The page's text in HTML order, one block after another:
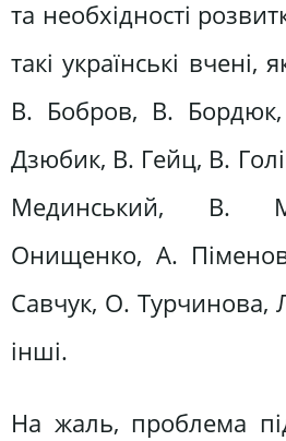
та необхідності
такі українські
В. Бобров, В.
Дзюбик, В. Гейц, В.
Мединський, В.
Онищенко, А.
Савчук, О.
інші.
На жаль, проблема